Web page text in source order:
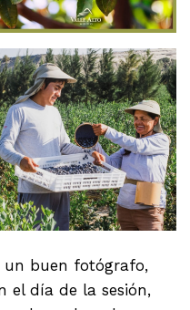
un buen fotógrafo,
el día de la sesión,